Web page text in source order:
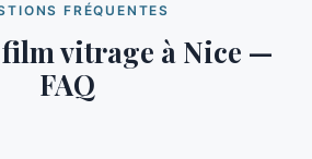
FRÉQUENTES
film vitrage à Nice —
FAQ